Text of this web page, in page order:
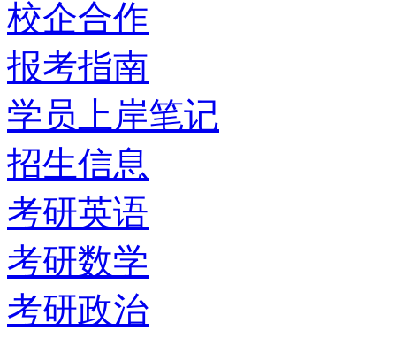
校企合作
报考指南
学员上岸笔记
招生信息
考研英语
考研数学
考研政治